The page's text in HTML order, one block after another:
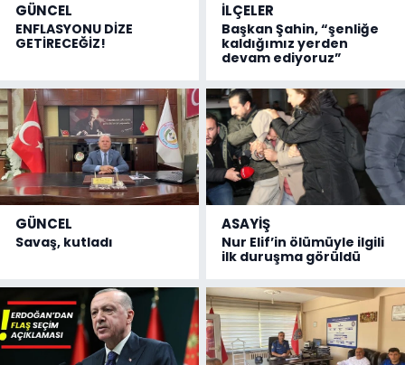
GÜNCEL
ENFLASYONU DİZE
GETİRECEĞİZ!
İLÇELER
Başkan Şahin, “şenliğe
kaldığımız yerden
devam ediyoruz”
GÜNCEL
Savaş, kutladı
ASAYİŞ
Nur Elif’in ölümüyle ilgili
ilk duruşma görüldü